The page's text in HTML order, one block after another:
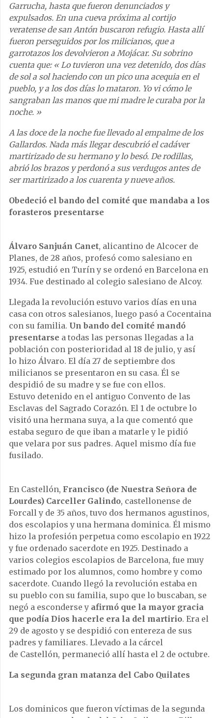
Garrucha, hasta que fueron denunciados y
expulsados. En una cueva próxima al cortijo
veratense de san Antón buscaron refugio. Hasta allí
fueron perseguidos por los milicianos, que a
garrotazos los devolvieron a Mojácar. Su sobrino
cuenta que: « Lo tuvieron una vez detenido, dos días
de sol a sol haciendo con un pico una acequia en el
pueblo, y a los dos días lo mataron. Yo vi cómo le
sangraban las manos que mi madre le curaba por la
noche. »
A las doce de la noche fue llevado al empalme de los
Gallardos. Nada más llegar descubrió el cadáver
martirizado de su hermano y lo besó. De rodillas,
abrió los brazos y perdonó a sus verdugos antes de
ser martirizado a los cuarenta y nueve años.
Obedeció el bando del comité que mandaba a los
forasteros presentarse
Álvaro Sanjuán Canet, alicantino de Alcocer de
Planes, de 28 años, profesó como salesiano en
1925, estudió en Turín y se ordenó en Barcelona en
1934. Fue destinado al colegio salesiano de Alcoy.
Llegada la revolución estuvo varios días en una
casa con otros salesianos, luego pasó a Cocentaina
con su familia. Un bando del comité mandó
presentarse a todas las personas llegadas a la
población con posterioridad al 18 de julio, y así
lo hizo Álvaro. El día 27 de septiembre dos
milicianos se presentaron en su casa. Él se
despidió de su madre y se fue con ellos.
Estuvo detenido en el antiguo Convento de las
Esclavas del Sagrado Corazón. El 1 de octubre lo
visitó una hermana suya, a la que comentó que
estaba seguro de que iban a matarle y le pidió
que velara por sus padres. Aquel mismo día fue
fusilado.
En Castellón, Francisco (de Nuestra Señora de
Lourdes) Carceller Galindo, castellonense de
Forcall y de 35 años, tuvo dos hermanos agustinos,
dos escolapios y una hermana dominica. Él mismo
hizo la profesión perpetua como escolapio en 1922
y fue ordenado sacerdote en 1925. Destinado a
varios colegios escolapios de Barcelona, fue muy
estimado por los alumnos, como hombre y como
sacerdote. Cuando llegó la revolución estaba en
su pueblo con su familia, supo que lo buscaban, se
negó a esconderse y afirmó que la mayor gracia
que podía Dios hacerle era la del martirio. Era el
29 de agosto y se despidió con entereza de sus
padres y familiares. Llevado a la cárcel
de Castellón, permaneció allí hasta el 2 de octubre.
La segunda gran matanza del Cabo Quilates
Los dominicos que fueron víctimas de la segunda